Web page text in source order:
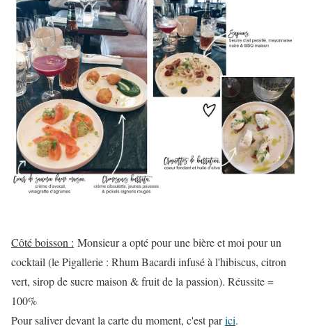
Côté boisson : Monsieur a opté pour une bière et moi pour un
cocktail (le Pigallerie : Rhum Bacardi infusé à l'hibiscus, citron
vert, sirop de sucre maison & fruit de la passion). Réussite =
100%
Pour saliver devant la carte du moment, c'est parici.